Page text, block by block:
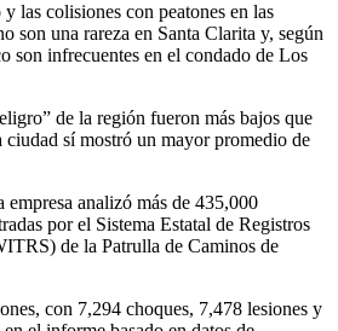
las colisiones con peatones en las
son una rareza en Santa Clarita y, según
son infrecuentes en el condado de Los
de la región fueron más bajos que
ciudad sí mostró un mayor promedio de
empresa analizó más de 435,000
por el Sistema Estatal de Registros
de la Patrulla de Caminos de
con 7,294 choques, 7,478 lesiones y